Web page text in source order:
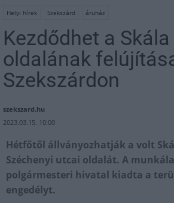
Helyi hírek Szekszárd áruház
Kezdődhet a
oldalának
Szekszárdon
szekszard.hu
2023.03.15. 10:00
Hétfőtől állványozhatják a volt
Széchenyi utcai oldalát. A
polgármesteri hivatal kiadta a
engedélyt.